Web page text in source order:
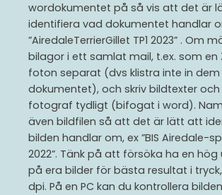
LOGOTYP OCH GRAFISK PROFIL
wordokumentet på så vis att det är
identifiera vad dokumentet handlar
”AiredaleTerrierGillet TP1 2023” . Om
bilagor i ett samlat mail, t.ex. som en
foton separat (dvs klistra inte in
dokumentet), och skriv bildtexter
fotograf tydligt (bifogat i word).
även bildfilen så att det är lätt att
bilden handlar om, ex ”BIS Airedale-
2022”. Tänk på att försöka ha en
på era bilder för bästa resultat i
dpi. På en PC kan du kontrollera